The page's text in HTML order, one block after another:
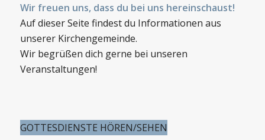
Wir freuen uns, dass du bei uns hereinschaust!
Auf dieser Seite findest du Informationen aus
unserer Kirchengemeinde.
Wir begrüßen dich gerne bei unseren
Veranstaltungen!
GOTTESDIENSTE HÖREN/SEHEN